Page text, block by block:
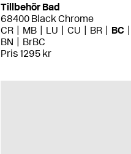
Tillbehör Bad
68400 Black Chrome
CR
MB LU CU BR BC
BN
BrBC
Pris 1295 kr